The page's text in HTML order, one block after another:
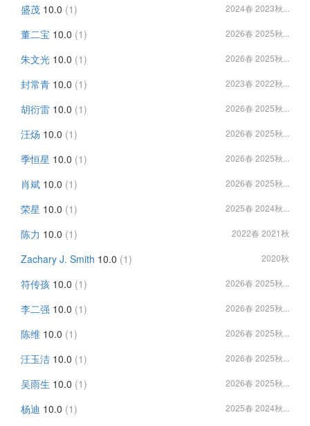
盛茂 10.0 (1) 2024春 2023秋...
董二宝 10.0 (1) 2026春 2025秋...
朱文光 10.0 (1) 2026春 2025秋...
封常青 10.0 (1) 2023春 2022秋...
胡衍雷 10.0 (1) 2026春 2025秋...
汪炀 10.0 (1) 2026春 2025秋...
季恒星 10.0 (1) 2026春 2025秋...
肖斌 10.0 (1) 2026春 2025秋...
荣星 10.0 (1) 2025春 2024秋...
陈力 10.0 (1) 2022春 2021秋
Zachary J. Smith 10.0 (1) 2020秋
符传孩 10.0 (1) 2026春 2025秋...
李二强 10.0 (1) 2026春 2025秋...
陈维 10.0 (1) 2026春 2025秋...
汪玉洁 10.0 (1) 2026春 2025秋...
吴雨生 10.0 (1) 2026春 2025秋...
杨迪 10.0 (1) 2025春 2024秋...